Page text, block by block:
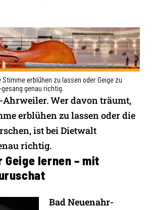
erblühen zu lassen oder Geige zu
genau richtig.
Ahrweiler. Wer davon träumt,
erblühen zu lassen oder die
ist bei Dietwalt
richtig.
Geige lernen – mit
Bad Neuenahr-